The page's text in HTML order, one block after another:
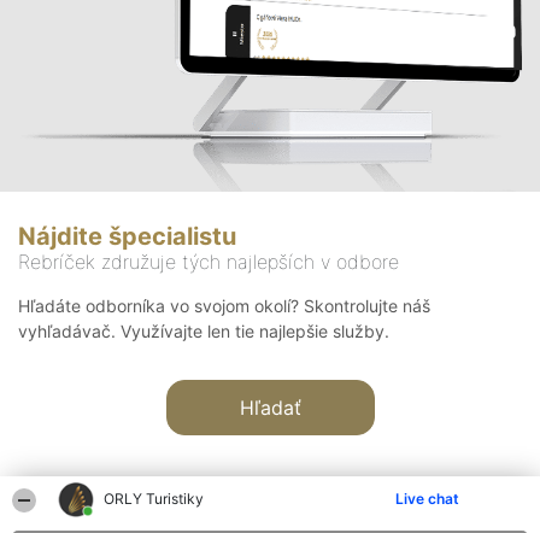
ORLY Turistiky Live chat
Nájdite špecialistu
Rebríček združuje tých najlepších v odbore
Hľadáte odborníka vo svojom okolí? Skontrolujte náš
vyhľadávač. Využívajte len tie najlepšie služby.
Hľadať